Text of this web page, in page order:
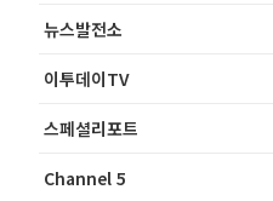
뉴스발전소
이투데이TV
스페셜리포트
Channel 5